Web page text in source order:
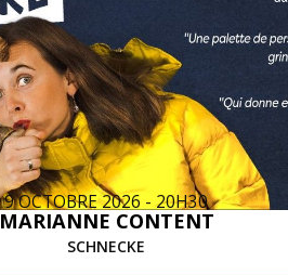
9 OCTOBRE 2026 - 20H30
MARIANNE CONTENT
SCHNECKE